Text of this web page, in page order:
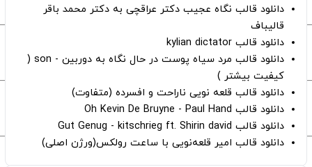
دانلود قالب نگاه عجیب دکتر عراقچی به دکتر محمد باقر
قالیباف
دانلود قالب kylian dictator
دانلود قالب مرد سیاه پوست در حال نگاه به دوربین - son (
کیفیت بیشتر )
دانلود قالب قلعه نویی ناراحت و افسرده (متفاوت)
دانلود قالب Oh Kevin De Bruyne - Paul Hand
دانلود قالب Gut Genug - kitschrieg ft. Shirin david
دانلود قالب امیر قلعه‌نویی با ساعت رولکس(ورژن اصلی)